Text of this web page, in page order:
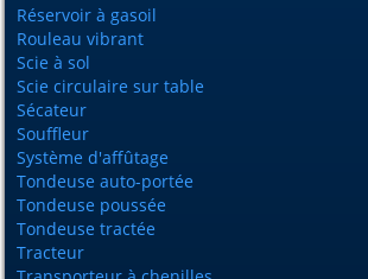
Réservoir à gasoil
Rouleau vibrant
Scie à sol
Scie circulaire sur table
Sécateur
Souffleur
Système d'affûtage
Tondeuse auto-portée
Tondeuse poussée
Tondeuse tractée
Tracteur